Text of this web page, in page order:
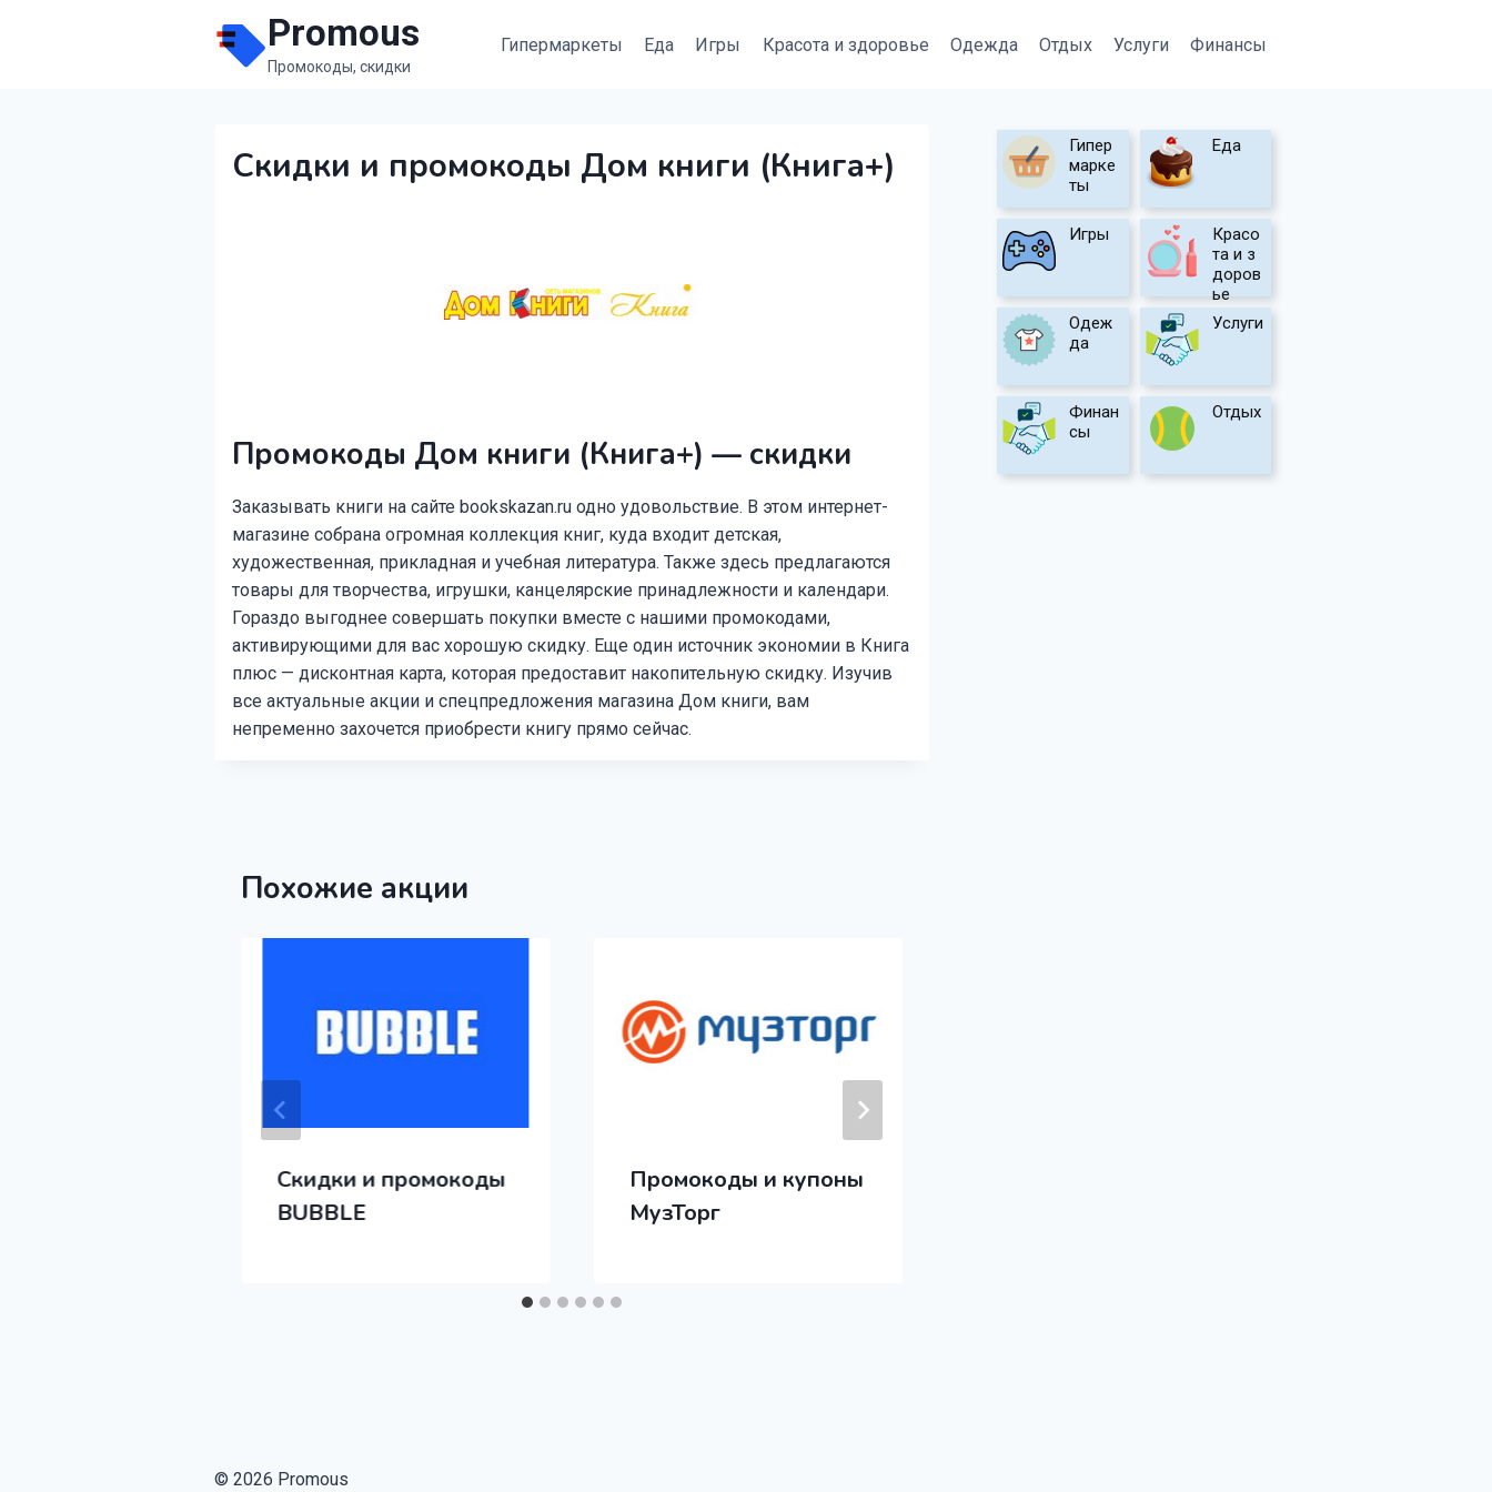
Promous
Промокоды, скидки
Гипермаркеты Еда Игры Красота и здоровье Одежда Отдых Услуги Финансы
Скидки и промокоды Дом книги (Книга+)
Промокоды Дом книги (Книга+) — скидки
Заказывать книги на сайте bookskazan.ru одно удовольствие. В этом интернет-
магазине собрана огромная коллекция книг, куда входит детская,
художественная, прикладная и учебная литература. Также здесь предлагаются
товары для творчества, игрушки, канцелярские принадлежности и календари.
Гораздо выгоднее совершать покупки вместе с нашими промокодами,
активирующими для вас хорошую скидку. Еще один источник экономии в Книга
плюс — дисконтная карта, которая предоставит накопительную скидку. Изучив
все актуальные акции и спецпредложения магазина Дом книги, вам
непременно захочется приобрести книгу прямо сейчас.
Похожие акции
Скидки и промокоды
BUBBLE
Промокоды и купоны
МузТорг
Гипер
марке
ты
Еда
Игры
Красо
та и з
доров
ье
Одеж
да
Услуги
Финан
сы
Отдых
© 2026 Promous